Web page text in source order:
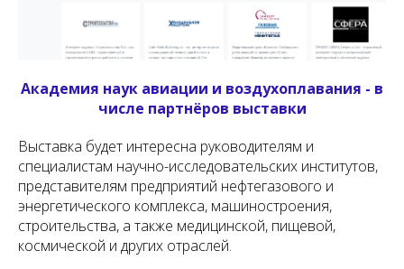
Академия наук авиации и воздухоплавания - в
числе партнёров выставки
Выставка будет интересна руководителям и
специалистам научно-исследовательских институтов,
представителям предприятий нефтегазового и
энергетического комплекса, машиностроения,
строительства, а также медицинской, пищевой,
космической и других отраслей.